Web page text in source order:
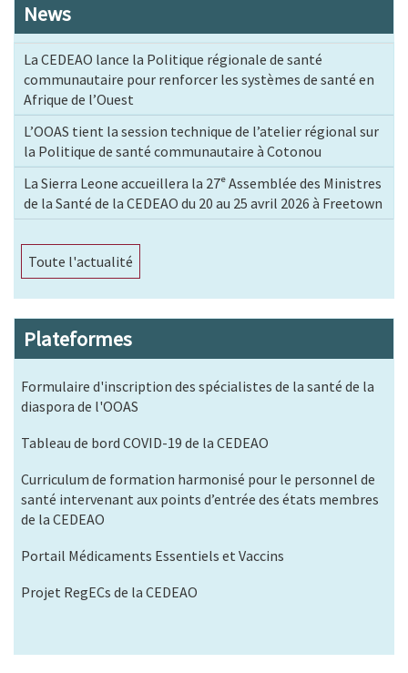
News
La CEDEAO lance la Politique régionale de santé
communautaire pour renforcer les systèmes de santé en
Afrique de l’Ouest
L’OOAS tient la session technique de l’atelier régional sur
la Politique de santé communautaire à Cotonou
La Sierra Leone accueillera la 27ᵉ Assemblée des Ministres
de la Santé de la CEDEAO du 20 au 25 avril 2026 à Freetown
Toute l'actualité
Plateformes
Formulaire d'inscription des spécialistes de la santé de la
diaspora de l'OOAS
Tableau de bord COVID-19 de la CEDEAO
Curriculum de formation harmonisé pour le personnel de
santé intervenant aux points d’entrée des états membres
de la CEDEAO
Portail Médicaments Essentiels et Vaccins
Projet RegECs de la CEDEAO